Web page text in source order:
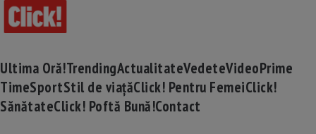
Ultima Oră!TrendingActualitateVedeteVideoPrime
TimeSportStil de viațăClick! Pentru FemeiClick!
SănătateClick! Poftă Bună!Contact